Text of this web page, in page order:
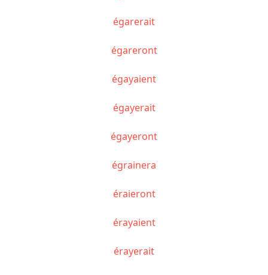
égarerait
égareront
égayaient
égayerait
égayeront
égrainera
éraieront
érayaient
érayerait